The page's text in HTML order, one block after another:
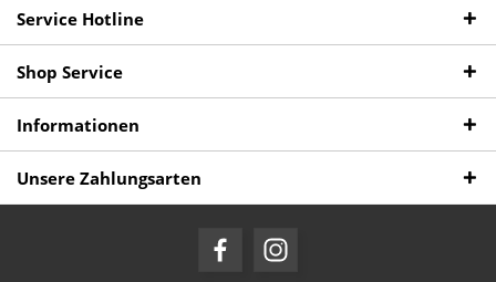
Service Hotline
Shop Service
Informationen
Unsere Zahlungsarten